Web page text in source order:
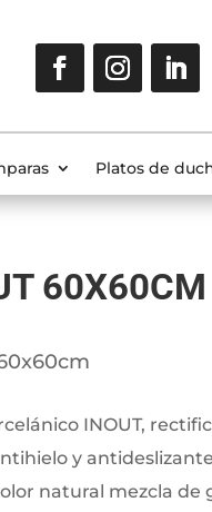
Platos de
60X60CM
INOUT,
y
natural mezcla de